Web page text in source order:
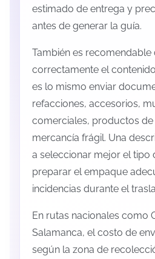
estimado de entrega y
antes de generar la guía.
También es recomendable
correctamente el
es lo mismo enviar
refacciones, accesorios,
comerciales, productos de
mercancía frágil. Una
a seleccionar mejor el tipo
preparar el empaque
incidencias durante el
En rutas nacionales como
Salamanca, el costo de
según la zona de